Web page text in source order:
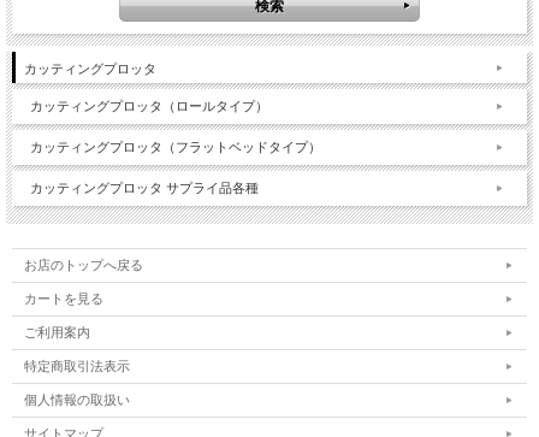
カッティングプロッタ
カッティングプロッタ（ロールタイプ）
カッティングプロッタ（フラットベッドタイプ）
カッティングプロッタ サプライ品各種
お店のトップへ戻る
カートを見る
ご利用案内
特定商取引法表示
個人情報の取扱い
サイトマップ